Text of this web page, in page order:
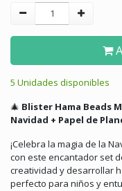
5 Unidades disponibles
🎄 Blister Hama Beads
Navidad + Papel de
¡Celebra la magia de la
con este encantador set
creatividad y desarrollar
perfecto para niños y